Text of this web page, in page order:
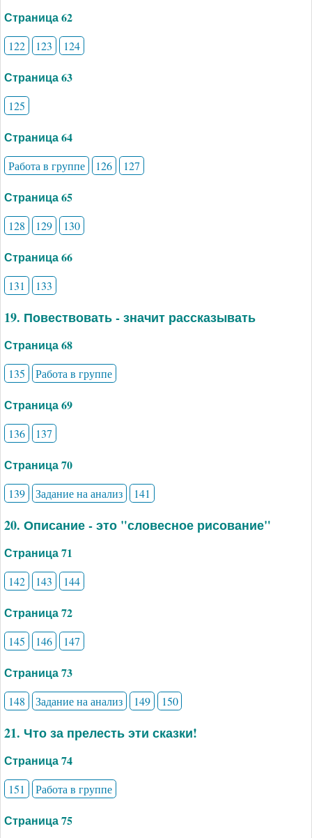
Страница 62
122 123 124
Страница 63
125
Страница 64
Работа в группе 126 127
Страница 65
128 129 130
Страница 66
131 133
19. Повествовать - значит рассказывать
Страница 68
135 Работа в группе
Страница 69
136 137
Страница 70
139 Задание на анализ 141
20. Описание - это "словесное рисование"
Страница 71
142 143 144
Страница 72
145 146 147
Страница 73
148 Задание на анализ 149 150
21. Что за прелесть эти сказки!
Страница 74
151 Работа в группе
Страница 75